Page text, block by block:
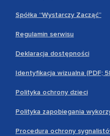
Spółka “Wystarczy Zacząć”
Regulamin serwisu
Deklaracja dostępności
Identyfikacja wizualna (PDF;
Polityka ochrony dzieci
Polityka zapobiegania
Procedura ochrony